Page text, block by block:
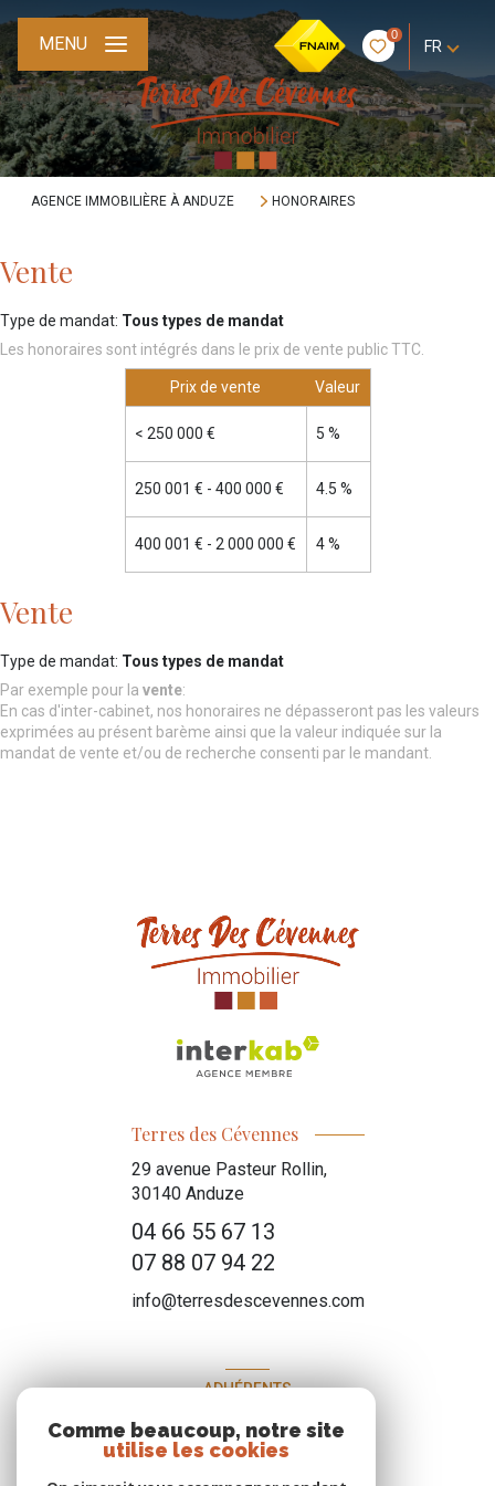
0
FR
MENU
AGENCE IMMOBILIÈRE À ANDUZE HONORAIRES
Vente
Type de mandat: Tous types de mandat
Les honoraires sont intégrés dans le prix de vente public TTC.
Prix de vente Valeur
< 250 000 € 5 %
250 001 € - 400 000 € 4.5 %
400 001 € - 2 000 000 € 4 %
Vente
Type de mandat: Tous types de mandat
Par exemple pour la vente:
En cas d'inter-cabinet, nos honoraires ne dépasseront pas les valeurs
exprimées au présent barème ainsi que la valeur indiquée sur la
mandat de vente et/ou de recherche consenti par le mandant.
Terres des Cévennes
29 avenue Pasteur Rollin,
30140 Anduze
04 66 55 67 13
07 88 07 94 22
info@terresdescevennes.com
ADHÉRENTS
Nous adhérons
Comme beaucoup, notre site
utilise les cookies